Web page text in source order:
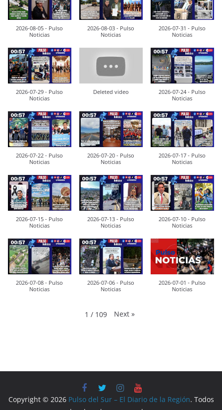
2026-08-05 - Pulso
Noticias
2026-08-03 - Pulso
Noticias
2026-07-31 - Pulso
Noticias
2026-07-29 - Pulso
Noticias
Deleted video
2026-07-24 - Pulso
Noticias
2026-07-22 - Pulso
Noticias
2026-07-20 - Pulso
Noticias
2026-07-17 - Pulso
Noticias
2026-07-15 - Pulso
Noticias
2026-07-13 - Pulso
Noticias
2026-07-10 - Pulso
Noticias
2026-07-08 - Pulso
Noticias
2026-07-06 - Pulso
Noticias
2026-07-01 - Pulso
Noticias
1 / 109 Next »
Copyright © 2026 Pulso del Sur – El Diario de la Región. Todos